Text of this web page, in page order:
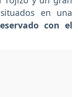
en una
con el